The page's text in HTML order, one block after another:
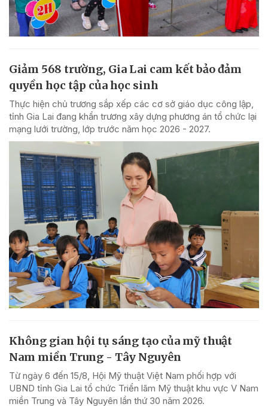
Giảm 568 trường, Gia Lai cam kết bảo đảm
quyền học tập của học sinh
Thực hiện chủ trương sắp xếp các cơ sở giáo dục công lập,
tỉnh Gia Lai đang khẩn trương xây dựng phương án tổ chức lại
mạng lưới trường, lớp trước năm học 2026 - 2027.
Không gian hội tụ sáng tạo của mỹ thuật
Nam miền Trung - Tây Nguyên
Từ ngày 6 đến 15/8, Hội Mỹ thuật Việt Nam phối hợp với
UBND tỉnh Gia Lai tổ chức Triển lãm Mỹ thuật khu vực V Nam
miền Trung và Tây Nguyên lần thứ 30 năm 2026.